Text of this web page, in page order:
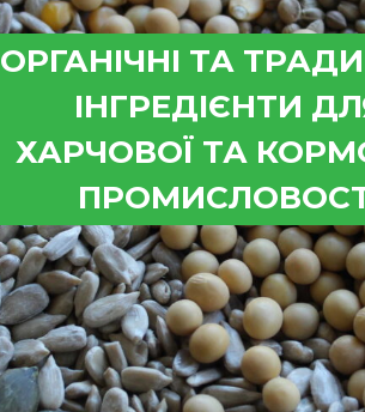
ОРГАНІЧНІ ТА
ІНГРЕДІЄНТИ
ХАРЧОВОЇ ТА